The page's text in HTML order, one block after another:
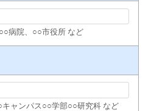
病院、○○市役所 など
ャンパス○○学部○○研究科 など